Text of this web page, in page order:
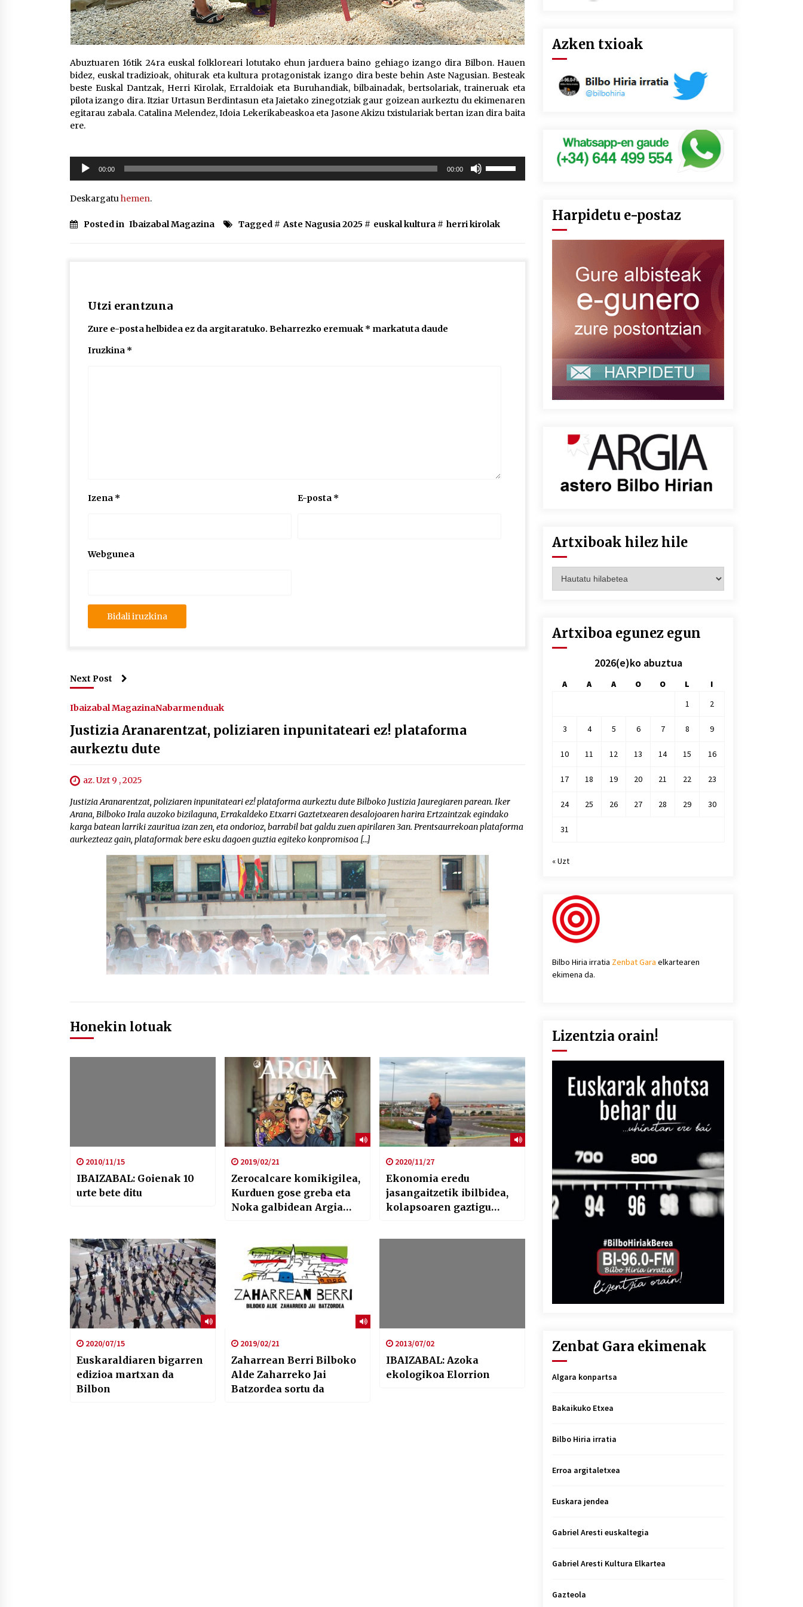
Abuztuaren 16tik 24ra euskal folkloreari lotutako ehun jarduera baino gehiago izango dira Bilbon. Hauen
bidez, euskal tradizioak, ohiturak eta kultura protagonistak izango dira beste behin Aste Nagusian. Besteak
beste Euskal Dantzak, Herri Kirolak, Erraldoiak eta Buruhandiak, bilbainadak, bertsolariak, traineruak eta
pilota izango dira. Itziar Urtasun Berdintasun eta Jaietako zinegotziak gaur goizean aurkeztu du ekimenaren
egitarau zabala. Catalina Melendez, Idoia Lekerikabeaskoa eta Jasone Akizu txistulariak bertan izan dira baita
ere.
Soinu
erreproduzigailua
00:00 00:00
igotzeko
Deskargatuhemen.
Posted in Ibaizabal Magazina Tagged # Aste Nagusia 2025 # euskal kultura # herri kirolak
Utzi erantzuna
Zure e-posta helbidea ez da argitaratuko. Beharrezko eremuak * markatuta daude
Iruzkina *
Izena * E-posta *
Webgunea
Next Post
Ibaizabal MagazinaNabarmenduak
Justizia Aranarentzat, poliziaren inpunitateari ez! plataforma
aurkeztu dute
az. Uzt 9 , 2025
Justizia Aranarentzat, poliziaren inpunitateari ez! plataforma aurkeztu dute Bilboko Justizia Jauregiaren parean. Iker
Arana, Bilboko Irala auzoko bizilaguna, Errakaldeko Etxarri Gaztetxearen desalojoaren harira Ertzaintzak egindako
karga batean larriki zauritua izan zen, eta ondorioz, barrabil bat galdu zuen apirilaren 3an. Prentsaurrekoan plataforma
aurkezteaz gain, plataformak bere esku dagoen guztia egiteko konpromisoa […]
Honekin lotuak
2010/11/15
IBAIZABAL: Goienak 10
urte bete ditu
2019/02/21
Zerocalcare komikigilea,
Kurduen gose greba eta
Noka galbidean Argia
2020/11/27
Ekonomia eredu
jasangaitzetik ibilbidea,
kolapsoaren gaztigu
2020/07/15
Euskaraldiaren bigarren
edizioa martxan da
Bilbon
2019/02/21
Zaharrean Berri Bilboko
Alde Zaharreko Jai
Batzordea sortu da
2013/07/02
IBAIZABAL: Azoka
ekologikoa Elorrion
Azken txioak
Harpidetu e-postaz
Artxiboak hilez hile
hilez
Artxiboa egunez egun
2026(e)ko abuztua
A A A O O L
I
1
2
3 4 5 6 7 8 9
10 11 12 13 14 15 16
17 18 19 20 21 22 23
24 25 26 27 28 29 30
31
« Uzt
Bilbo Hiria irratia Zenbat Gara elkartearen
ekimena da.
Lizentzia orain!
Zenbat Gara ekimenak
Algara konpartsa
Bakaikuko Etxea
Bilbo Hiria irratia
Erroa argitaletxea
Euskara jendea
Gabriel Aresti euskaltegia
Gabriel Aresti Kultura Elkartea
Gazteola